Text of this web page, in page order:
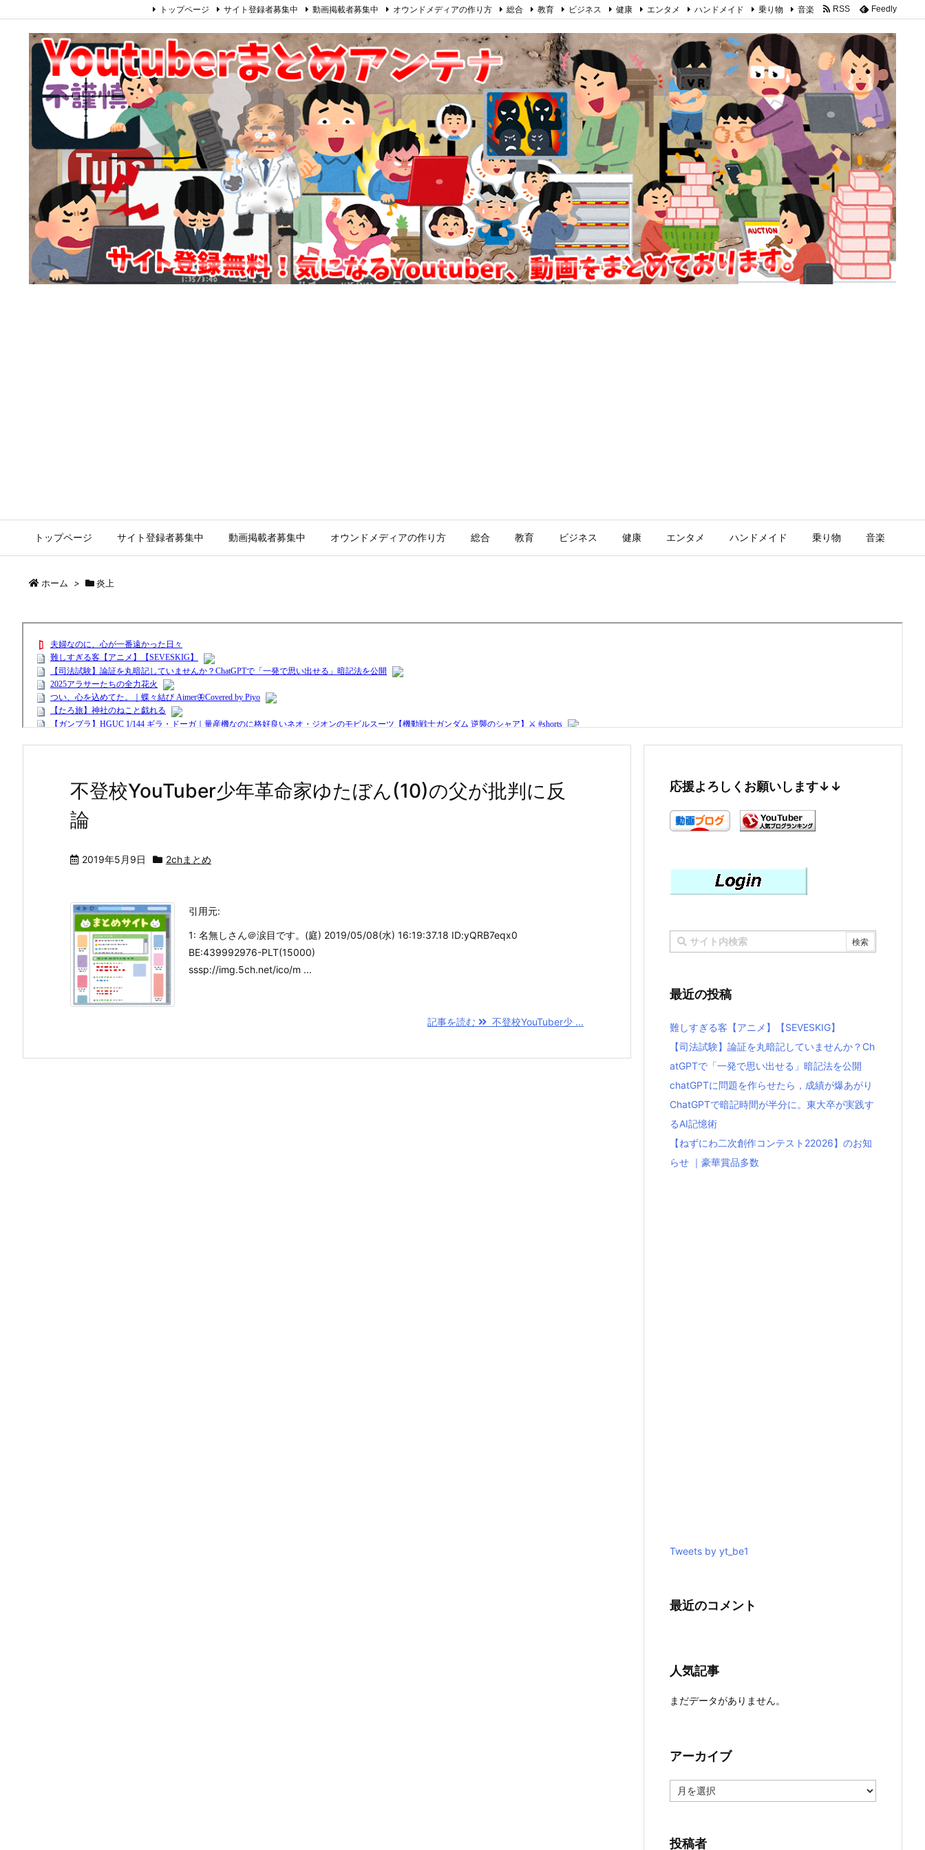
トップページ サイト登録者募集中 動画掲載者募集中 オウンドメディアの作り方 総合 教育 ビジネス 健康 エンタメ ハンドメイド 乗り物 音楽
トップページ サイト登録者募集中 動画掲載者募集中 オウンドメディアの作り方 総合 教育 ビジネス 健康 エンタメ ハンドメイド 乗り物 音楽 RSS Feedly
ホーム > 炎上
不登校YouTuber少年革命家ゆたぼん(10)の父が批判に反
論
2019年5月9日 2chまとめ
引用元:
1: 名無しさん＠涙目です。(庭) 2019/05/08(水) 16:19:37.18 ID:yQRB7eqx0
BE:439992976-PLT(15000)
sssp://img.5ch.net/ico/m ...
記事を読む 不登校YouTuber少 ...
応援よろしくお願いします↓↓
最近の投稿
難しすぎる客【アニメ】【SEVESKIG】
【司法試験】論証を丸暗記していませんか？Ch
atGPTで「一発で思い出せる」暗記法を公開
chatGPTに問題を作らせたら，成績が爆あがり
ChatGPTで暗記時間が半分に。東大卒が実践す
るAI記憶術
【ねずにわ二次創作コンテスト22026】のお知
らせ ｜豪華賞品多数
Tweets by yt_be1
最近のコメント
人気記事
まだデータがありません。
アーカイブ
ー
ブ
投稿者